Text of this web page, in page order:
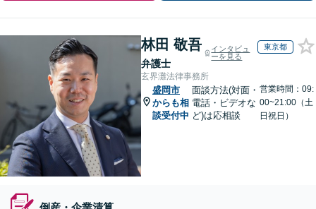
林田 敬吾
弁護士
インタビュ
ーを見る
東京都
玄界灘法律事務所
盛岡市
からも相
談受付中
面談方法(対面・
電話・ビデオな
ど)は応相談
営業時間：09:
00~21:00（土
日祝日）